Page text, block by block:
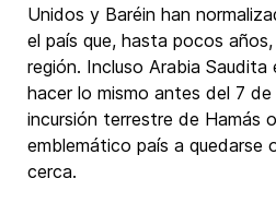
Unidos y Baréin han
el país que, hasta pocos
región. Incluso Arabia
hacer lo mismo antes del 7
incursión terrestre de Hamás
emblemático país a quedarse
cerca.